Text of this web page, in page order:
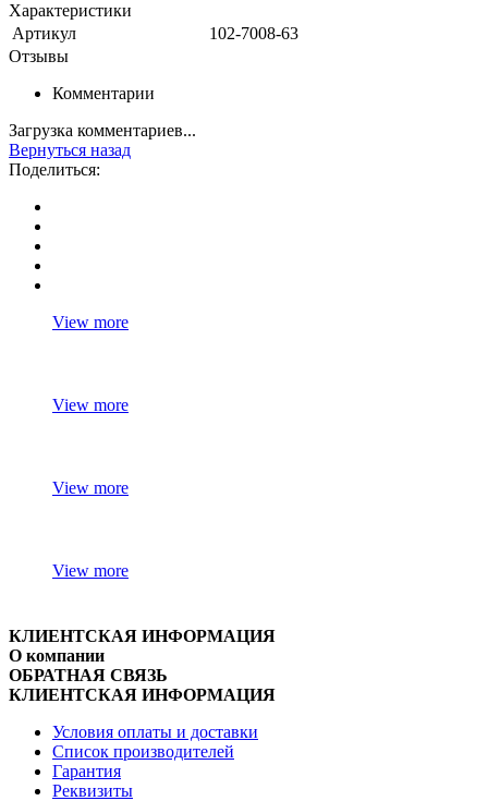
Характеристики
Артикул
102-7008-63
Отзывы
Комментарии
Загрузка комментариев...
Вернуться назад
Поделиться:
View more
View more
View more
View more
КЛИЕНТСКАЯ ИНФОРМАЦИЯ
О компании
ОБРАТНАЯ СВЯЗЬ
КЛИЕНТСКАЯ ИНФОРМАЦИЯ
Условия оплаты и доставки
Список производителей
Гарантия
Реквизиты